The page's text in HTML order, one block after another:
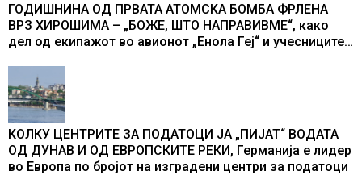
ГОДИШНИНА ОД ПРВАТА АТОМСКА БОМБА ФРЛЕНА
ВРЗ ХИРОШИМА – „БОЖЕ, ШТО НАПРАВИВМЕ“, како
дел од екипажот во авионот „Енола Геј“ и учесниците
промени текот на историјата
КОЛКУ ЦЕНТРИТЕ ЗА ПОДАТОЦИ ЈА „ПИЈАТ“ ВОДАТА
ОД ДУНАВ И ОД ЕВРОПСКИТЕ РЕКИ, Германија е лидер
во Европа по бројот на изградени центри за податоци